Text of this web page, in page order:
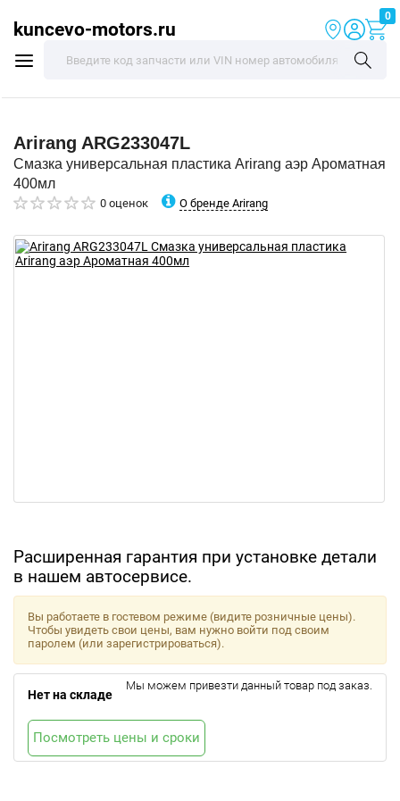
kuncevo-motors.ru
0
Arirang ARG233047L
Смазка универсальная пластика Arirang аэр Ароматная
400мл
0 оценок О бренде Arirang
Расширенная гарантия при установке детали
в нашем автосервисе.
Вы работаете в гостевом режиме (видите розничные цены).
Чтобы увидеть свои цены, вам нужно войти под своим
паролем (или зарегистрироваться).
Нет на складе
Мы можем привезти данный товар под заказ.
Посмотреть цены и сроки